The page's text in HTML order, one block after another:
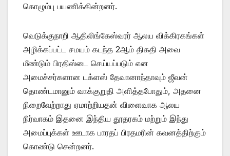
கொழும்பு பயணிக்கின்றனர்.
வெடுக்குநாறி ஆதிலிங்கேஸ்வரர் ஆலய விக்கிரகங்கள்
அழிக்கப்பட்ட சமயம் கடந்த 2ஆம் திகதி அவை
மீண்டும் பிரதிஸ்டை செய்யப்படும் என
அமைச்சர்களான டக்ளஸ் தேவானாந்தாவும் ஜீவன்
தொண்டமானும் வாக்குறுதி அளித்தபோதும், அதனை
நிறைவேற்றாது ஏமாற்றியதன் விளைவாக ஆலய
நிர்வாகம் இதனை இந்திய தூதரகம் மற்றும் இந்து
அமைப்புக்கள் ஊடாக பாரதப் பிரதமரின் கவனத்திற்கும்
கொண்டு சென்றனர்.